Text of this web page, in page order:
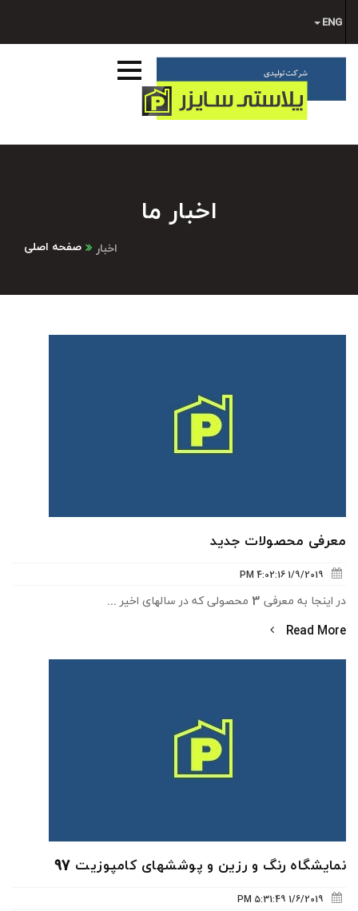
ENG
اخبار ما
صفحه اصلی اخبار
معرفی محصولات جدید
1/9/2019 4:02:16 PM
در اینجا به معرفی 3 محصولی که در سالهای اخیر ...
Read More
نمایشگاه رنگ و رزین و پوششهای کامپوزیت 97
1/6/2019 5:31:49 PM